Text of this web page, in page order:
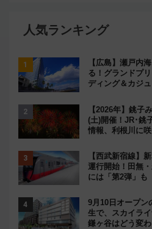
人気ランキング
【広島】瀬戸内
る！グランドプ
ディング＆カジ
【2026年】銚子
(土)開催！JR･銚
情報、利根川に
【西武新宿線】
運行開始！田無
には「第2弾」も
9月10日オープン
生で、スカイラ
鎌ヶ谷はどう変